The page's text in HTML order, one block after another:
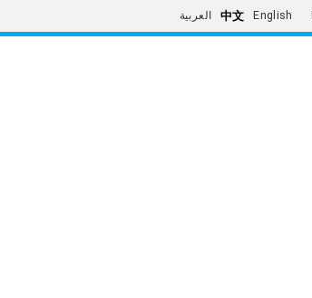
العربية 中文 English